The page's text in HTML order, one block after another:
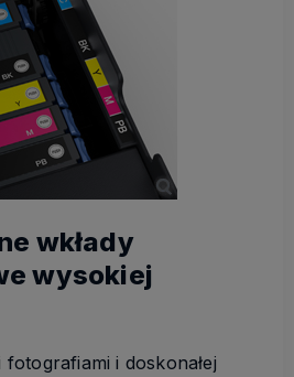
wkłady
wysokiej
fotografiami i doskonałej